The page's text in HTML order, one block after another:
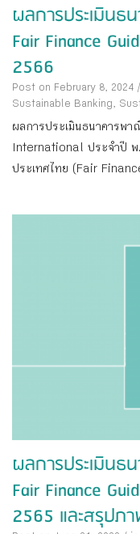
ผลการประเมิน
Fair Finance
2566
Post on February 8, 2024 /
Sustainable Banking,
ผลการประเมินธนาคารพ
International ประจำปี พ.
ประเทศไทย (Fair
ผลการประเมิน
Fair Finance
2565 และสรุปภา